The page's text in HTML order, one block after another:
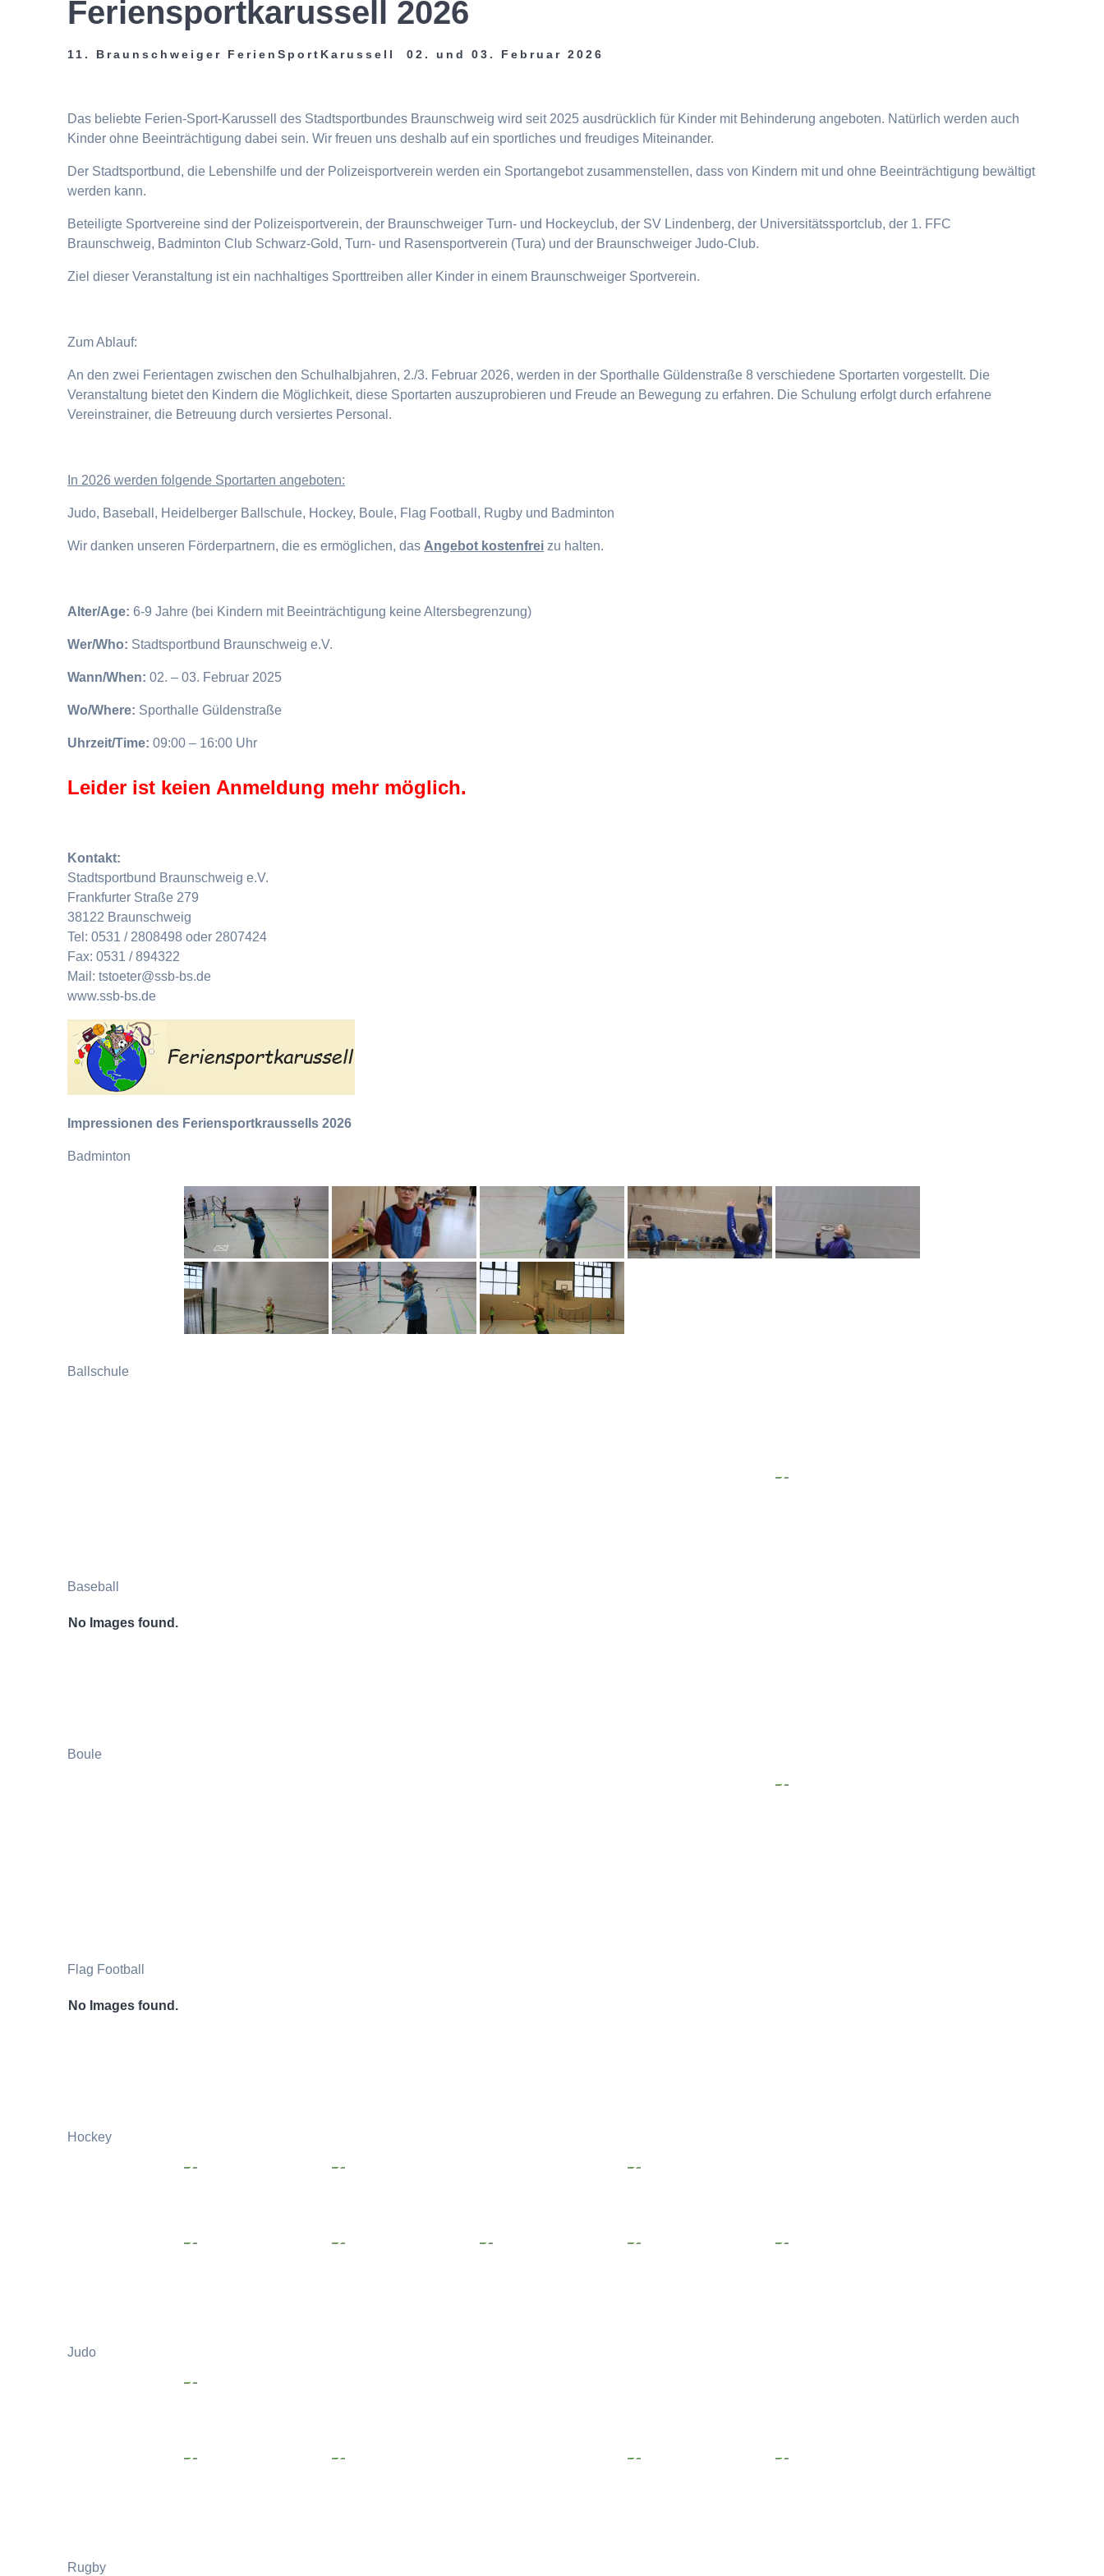
Feriensportkarussell 2026
11. Braunschweiger FerienSportKarussell 02. und 03. Februar 2026
Das beliebte Ferien-Sport-Karussell des Stadtsportbundes Braunschweig wird seit 2025 ausdrücklich für Kinder mit Behinderung angeboten. Natürlich werden auch
Kinder ohne Beeinträchtigung dabei sein. Wir freuen uns deshalb auf ein sportliches und freudiges Miteinander.
Der Stadtsportbund, die Lebenshilfe und der Polizeisportverein werden ein Sportangebot zusammenstellen, dass von Kindern mit und ohne Beeinträchtigung bewältigt
werden kann.
Beteiligte Sportvereine sind der Polizeisportverein, der Braunschweiger Turn- und Hockeyclub, der SV Lindenberg, der Universitätssportclub, der 1. FFC
Braunschweig, Badminton Club Schwarz-Gold, Turn- und Rasensportverein (Tura) und der Braunschweiger Judo-Club.
Ziel dieser Veranstaltung ist ein nachhaltiges Sporttreiben aller Kinder in einem Braunschweiger Sportverein.
Zum Ablauf:
An den zwei Ferientagen zwischen den Schulhalbjahren, 2./3. Februar 2026, werden in der Sporthalle Güldenstraße 8 verschiedene Sportarten vorgestellt. Die
Veranstaltung bietet den Kindern die Möglichkeit, diese Sportarten auszuprobieren und Freude an Bewegung zu erfahren. Die Schulung erfolgt durch erfahrene
Vereinstrainer, die Betreuung durch versiertes Personal.
n 2026 werden folgende Sportarten angeboten:
Judo, Baseball, Heidelberger Ballschule, Hockey, Boule, Flag Football, Rugby und Badminton
Wir danken unseren Förderpartnern, die es ermöglichen, das Angebot kostenfrei zu halten.
Alter/Age:6-9 Jahre (bei Kindern mit Beeinträchtigung keine Altersbegrenzung)
Wer/Who: Stadtsportbund Braunschweig e.V.
Wann/When:02. – 03. Februar 2025
Wo/Where: Sporthalle Güldenstraße
Uhrzeit/Time:09:00 – 16:00 Uhr
Leider ist keien Anmeldung mehr möglich.
Kontakt:
Stadtsportbund Braunschweig e.V.
Frankfurter Straße 279
38122 Braunschweig
Tel: 0531 / 2808498 oder 2807424
Fax: 0531 / 894322
Mail: tstoeter@ssb-bs.de
www.ssb-bs.de
Impressionen des Feriensportkraussells 2026
Badminton
Ballschule
Baseball
No Images found.
Boule
Flag Football
No Images found.
Hockey
Judo
Rugby